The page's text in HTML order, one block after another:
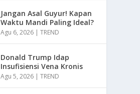
Jangan Asal Guyur! Kapan
Waktu Mandi Paling Ideal?
Agu 6, 2026 |TREND
Donald Trump Idap
Insufisiensi Vena Kronis
Agu 5, 2026 |TREND